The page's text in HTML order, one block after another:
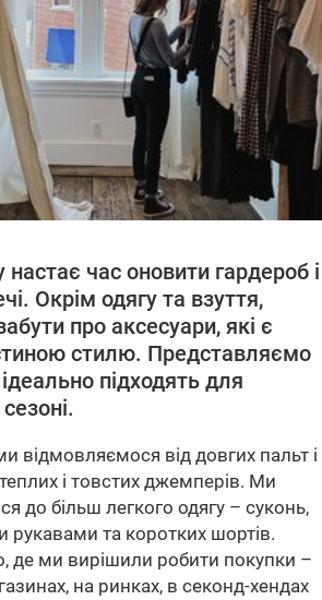
настає час оновити гардероб і
Окрім одягу та взуття,
про аксесуари, які є
стилю. Представляємо
ідеально підходять для
відмовляємося від довгих пальт і
і товстих джемперів. Ми
до більш легкого одягу – суконь,
рукавами та коротких шортів.
де ми вирішили робити покупки –
на ринках, в секонд-хендах